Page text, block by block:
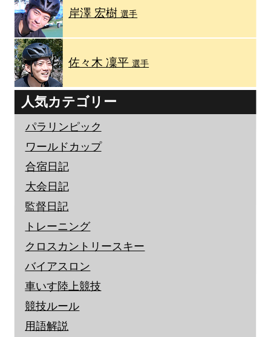
岸澤 宏樹選手
佐々木 凜平選手
人気カテゴリー
パラリンピック
ワールドカップ
合宿日記
大会日記
監督日記
トレーニング
クロスカントリースキー
バイアスロン
車いす陸上競技
競技ルール
用語解説